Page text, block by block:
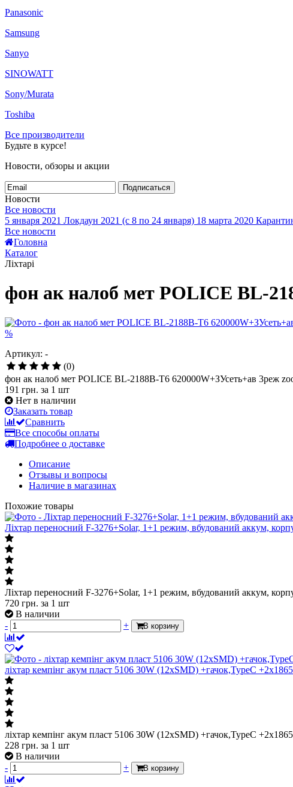
Panasonic
Samsung
Sanyo
SINOWATT
Sony/Murata
Toshiba
Все производители
Будьте в курсе!
Новости, обзоры и акции
Подписаться
Новости
Все новости
5 января 2021 Локдаун 2021 (с 8 по 24 января) 18 марта 2020
Все новости
Головна
Каталог
Ліхтарі
фон ак налоб мет POLICE BL-
%
Артикул: -
(0)
фон ак налоб мет POLICE BL-2188B-T6 620000W+ЗУсеть+ав 3реж
191 грн. за 1 шт
Нет в наличии
Заказать товар
Сравнить
Все способы оплаты
Подробнее о доставке
Описание
Отзывы и вопросы
Наличие в магазинах
Похожие товары
Ліхтар переносний F-3276+Solar, 1+1 режим, вбудований аккум,
Ліхтар переносний F-3276+Solar, 1+1 режим, вбудований аккум,
720 грн. за 1 шт
В наличии
-
+ В корзину
ліхтар кемпінг акум пласт 5106 30W (12xSMD) +гачок,TypeC
ліхтар кемпінг акум пласт 5106 30W (12xSMD) +гачок,TypeC
228 грн. за 1 шт
В наличии
-
+ В корзину